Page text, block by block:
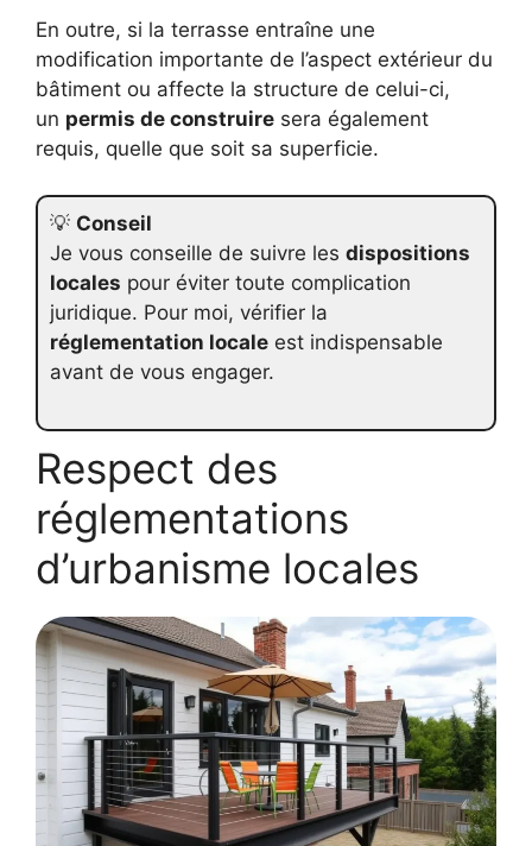
En outre, si la terrasse entraîne une
modification importante de l’aspect extérieur du
bâtiment ou affecte la structure de celui-ci,
un permis de construire sera également
requis, quelle que soit sa superficie.
💡 Conseil
Je vous conseille de suivre les dispositions
locales pour éviter toute complication
juridique. Pour moi, vérifier la
réglementation locale est indispensable
avant de vous engager.
Respect des
réglementations
d’urbanisme locales